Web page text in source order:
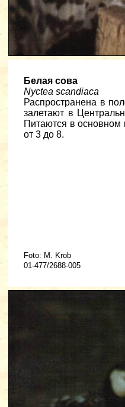
Белая сова
Nyctea scandiaca
Распространена в
залетают в
Питаются в основном
от 3 до 8.
Foto: M. Krob
01-477/2688-005